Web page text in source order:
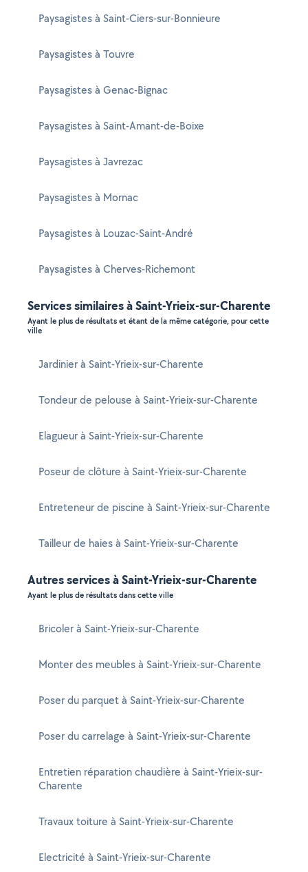
Paysagistes à Saint-Ciers-sur-Bonnieure
Paysagistes à Touvre
Paysagistes à Genac-Bignac
Paysagistes à Saint-Amant-de-Boixe
Paysagistes à Javrezac
Paysagistes à Mornac
Paysagistes à Louzac-Saint-André
Paysagistes à Cherves-Richemont
Services similaires à Saint-Yrieix-sur-Charente
Ayant le plus de résultats et étant de la même catégorie, pour cette
ville
Jardinier à Saint-Yrieix-sur-Charente
Tondeur de pelouse à Saint-Yrieix-sur-Charente
Elagueur à Saint-Yrieix-sur-Charente
Poseur de clôture à Saint-Yrieix-sur-Charente
Entreteneur de piscine à Saint-Yrieix-sur-Charente
Tailleur de haies à Saint-Yrieix-sur-Charente
Autres services à Saint-Yrieix-sur-Charente
Ayant le plus de résultats dans cette ville
Bricoler à Saint-Yrieix-sur-Charente
Monter des meubles à Saint-Yrieix-sur-Charente
Poser du parquet à Saint-Yrieix-sur-Charente
Poser du carrelage à Saint-Yrieix-sur-Charente
Entretien réparation chaudière à Saint-Yrieix-sur-
Charente
Travaux toiture à Saint-Yrieix-sur-Charente
Electricité à Saint-Yrieix-sur-Charente